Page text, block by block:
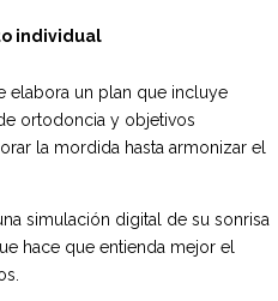
individual
elabora un plan que incluye
ortodoncia y objetivos
la mordida hasta armonizar el
simulación digital de su sonrisa
hace que entienda mejor el